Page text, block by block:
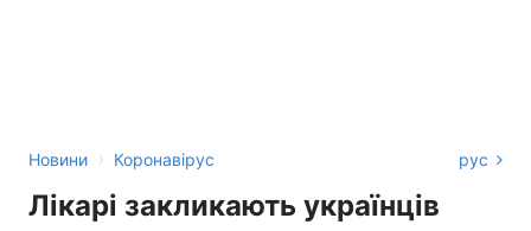
Новини › Коронавірус рус
Лікарі закликають українців